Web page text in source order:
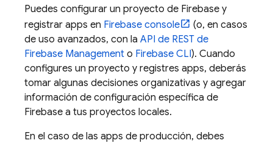
Puedes configurar un proyecto de Firebase y
registrar apps en Firebase console
(o, en casos
de uso avanzados, con la API de REST de
Firebase Management o Firebase CLI). Cuando
configures un proyecto y registres apps, deberás
tomar algunas decisiones organizativas y agregar
información de configuración específica de
Firebase a tus proyectos locales.
En el caso de las apps de producción, debes